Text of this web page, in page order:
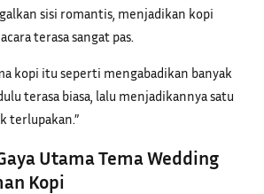
sisi romantis, menjadikan kopi
terasa sangat pas.
kopi itu seperti mengabadikan banyak
terasa biasa, lalu menjadikannya satu
terlupakan.”
Utama Tema Wedding
Kopi